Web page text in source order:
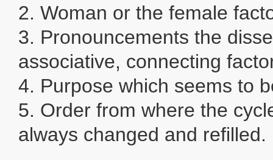
2. Woman or the female
3. Pronouncements the
associative, connecting
4. Purpose which seems to
5. Order from where the
always changed and refilled.